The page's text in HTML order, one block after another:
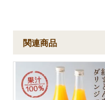
関連商品